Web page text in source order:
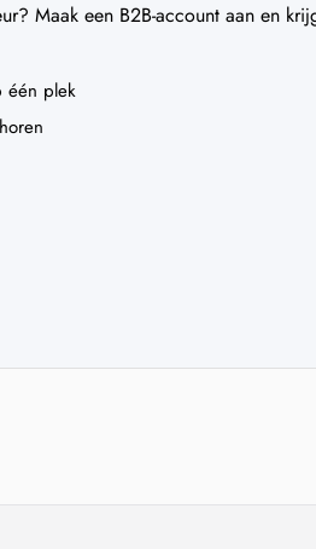
Maak een B2B-account aan en
één plek